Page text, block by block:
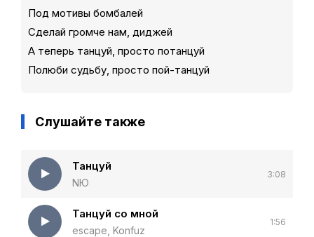
Под мотивы бомбалей
Сделай громче нам, диджей
А теперь танцуй, просто потанцуй
Полюби судьбу, просто пой-танцуй
Слушайте также
Танцуй
NЮ
3:08
Танцуй со мной
escape, Konfuz
1:56